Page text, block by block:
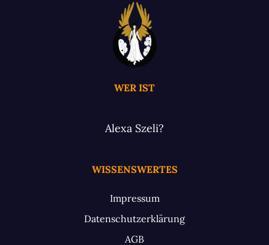
WER IST
Alexa Szeli?
WISSENSWERTES
Impressum
Datenschutzerklärung
AGB